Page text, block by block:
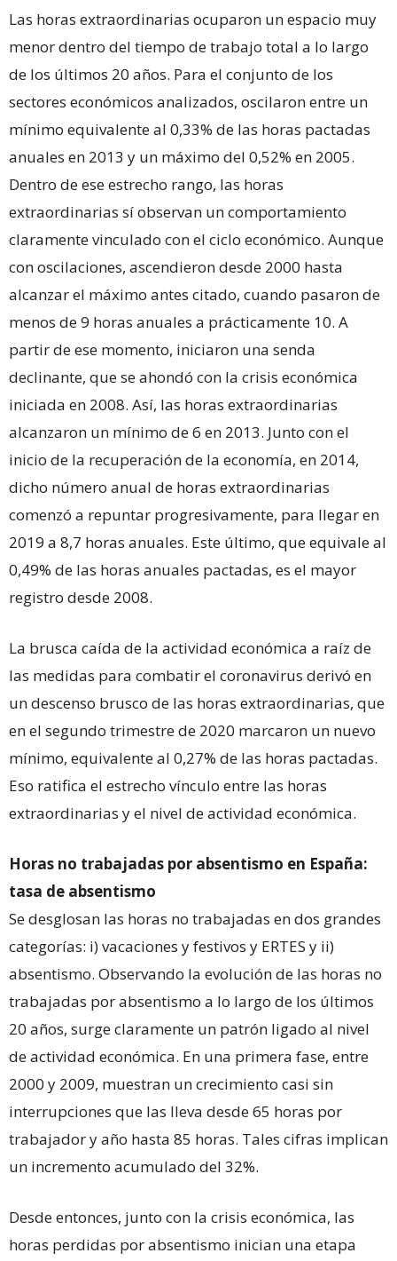
Las horas extraordinarias ocuparon un espacio muy
menor dentro del tiempo de trabajo total a lo largo
de los últimos 20 años. Para el conjunto de los
sectores económicos analizados, oscilaron entre un
mínimo equivalente al 0,33% de las horas pactadas
anuales en 2013 y un máximo del 0,52% en 2005.
Dentro de ese estrecho rango, las horas
extraordinarias sí observan un comportamiento
claramente vinculado con el ciclo económico. Aunque
con oscilaciones, ascendieron desde 2000 hasta
alcanzar el máximo antes citado, cuando pasaron de
menos de 9 horas anuales a prácticamente 10. A
partir de ese momento, iniciaron una senda
declinante, que se ahondó con la crisis económica
iniciada en 2008. Así, las horas extraordinarias
alcanzaron un mínimo de 6 en 2013. Junto con el
inicio de la recuperación de la economía, en 2014,
dicho número anual de horas extraordinarias
comenzó a repuntar progresivamente, para llegar en
2019 a 8,7 horas anuales. Este último, que equivale al
0,49% de las horas anuales pactadas, es el mayor
registro desde 2008.
La brusca caída de la actividad económica a raíz de
las medidas para combatir el coronavirus derivó en
un descenso brusco de las horas extraordinarias, que
en el segundo trimestre de 2020 marcaron un nuevo
mínimo, equivalente al 0,27% de las horas pactadas.
Eso ratifica el estrecho vínculo entre las horas
extraordinarias y el nivel de actividad económica.
Horas no trabajadas por absentismo en España:
tasa de absentismo
Se desglosan las horas no trabajadas en dos grandes
categorías: i) vacaciones y festivos y ERTES y ii)
absentismo. Observando la evolución de las horas no
trabajadas por absentismo a lo largo de los últimos
20 años, surge claramente un patrón ligado al nivel
de actividad económica. En una primera fase, entre
2000 y 2009, muestran un crecimiento casi sin
interrupciones que las lleva desde 65 horas por
trabajador y año hasta 85 horas. Tales cifras implican
un incremento acumulado del 32%.
Desde entonces, junto con la crisis económica, las
horas perdidas por absentismo inician una etapa